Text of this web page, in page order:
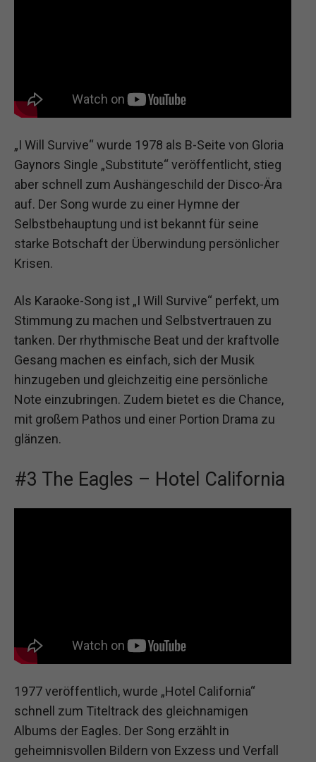
„I Will Survive“ wurde 1978 als B-Seite von Gloria
Gaynors Single „Substitute“ veröffentlicht, stieg
aber schnell zum Aushängeschild der Disco-Ära
auf. Der Song wurde zu einer Hymne der
Selbstbehauptung und ist bekannt für seine
starke Botschaft der Überwindung persönlicher
Krisen.
Als Karaoke-Song ist „I Will Survive“ perfekt, um
Stimmung zu machen und Selbstvertrauen zu
tanken. Der rhythmische Beat und der kraftvolle
Gesang machen es einfach, sich der Musik
hinzugeben und gleichzeitig eine persönliche
Note einzubringen. Zudem bietet es die Chance,
mit großem Pathos und einer Portion Drama zu
glänzen.
#3 The Eagles – Hotel California
1977 veröffentlich, wurde „Hotel California“
schnell zum Titeltrack des gleichnamigen
Albums der Eagles. Der Song erzählt in
geheimnisvollen Bildern von Exzess und Verfall